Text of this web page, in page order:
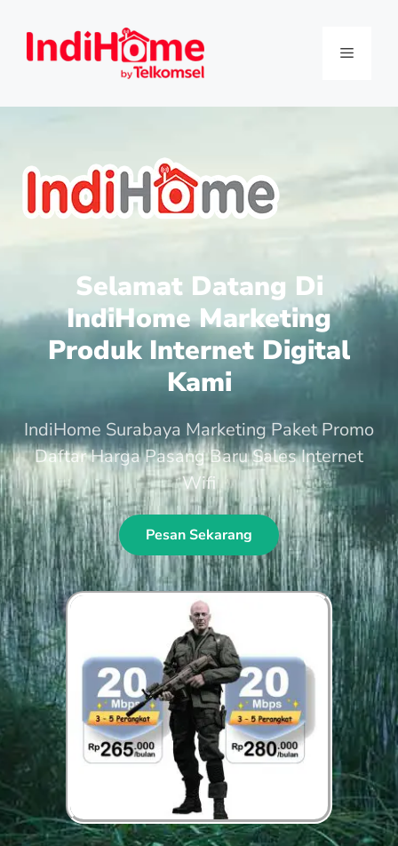
Selamat Datang Di
IndiHome Marketing
Produk Internet Digital
Kami
IndiHome Surabaya Marketing Paket Promo
Daftar Harga Pasang Baru Sales Internet
Wifi
Pesan Sekarang